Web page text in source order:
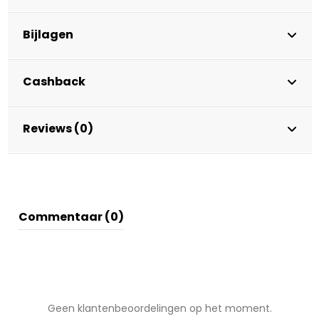
Bijlagen
Cashback
Reviews (0)
Commentaar (0)
Geen klantenbeoordelingen op het moment.